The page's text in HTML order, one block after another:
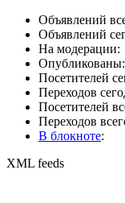
Объявлений
Объявлений
На модерации:
Опубликованы:
Посетителей
Переходов
Посетителей
Переходов
В блокноте:
XML feeds